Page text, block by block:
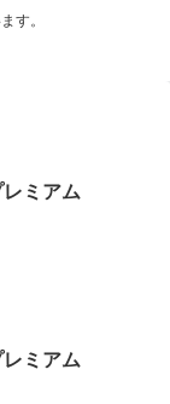
す。
ミアム
ミアム